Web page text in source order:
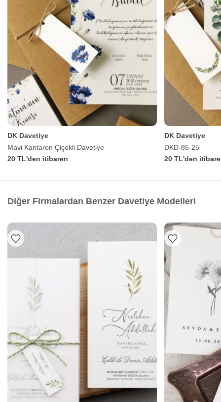
DK Davetiye
Mavi Kantaron Çiçekli Davetiye
20 TL'den itibaren
DK Davetiye
DKD-85-25
20 TL'den
Diğer Firmalardan Benzer Davetiye Modelleri